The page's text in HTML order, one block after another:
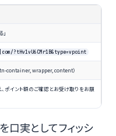
?tHv1vU6CMr1B&type=vpoint
container, wrapper, content）
ポイント額のご確認とお受け取りをお願
口実としてフィッシ